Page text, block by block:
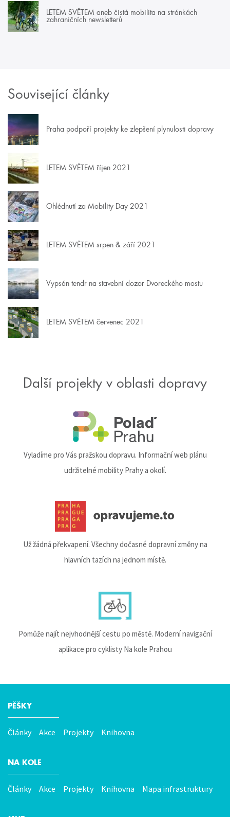
LETEM SVĚTEM aneb čistá mobilita na stránkách
zahraničních newsletterů
Související články
Praha podpoří projekty ke zlepšení plynulosti dopravy
LETEM SVĚTEM říjen 2021
Ohlédnutí za Mobility Day 2021
LETEM SVĚTEM srpen & září 2021
Vypsán tendr na stavební dozor Dvoreckého mostu
LETEM SVĚTEM červenec 2021
Další projekty v oblasti dopravy
Vyladíme pro Vás pražskou dopravu. Informační web plánu
udržitelné mobility Prahy a okolí.
Už žádná překvapení. Všechny dočasné dopravní změny na
hlavních tazích na jednom místě.
Pomůže najít nejvhodnější cestu po městě. Moderní navigační
aplikace pro cyklisty Na kole Prahou
Hlavní
menu
PĚŠKY
Články Akce Projekty Knihovna
NA KOLE
Články Akce Projekty Knihovna Mapa infrastruktury